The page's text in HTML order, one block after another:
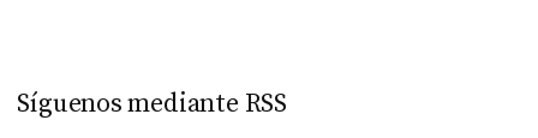
Síguenos mediante RSS